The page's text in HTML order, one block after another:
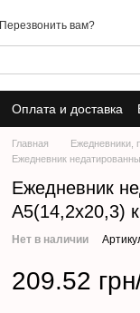
Перезвонить вам?
Оплата и доставка
Главная
Ежедневники,
Ежедневник
Ежедневник
А5(14,2х20,3)
Нет в наличии
209.52